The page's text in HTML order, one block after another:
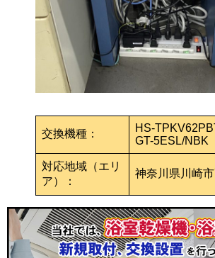
交換機種：
HS-
GT-5ESL/NBK
対応地域（エリ
ア）：
神奈川県川崎